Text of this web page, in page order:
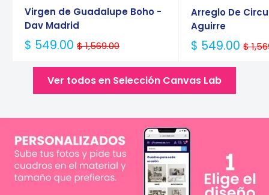
Virgen de Guadalupe Boho -
Dav Madrid
Precio
$ 549.00 $ 1,569.00
Arreglo De
Aguirre
Precio
$ 549.00$
Ver todos en Selección Canvas Lab